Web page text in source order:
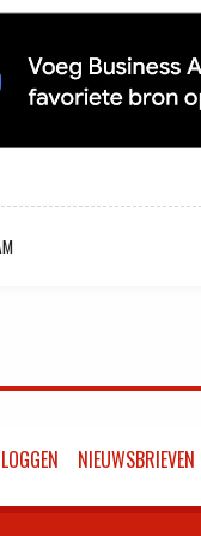
NIEUWSBRIEVEN